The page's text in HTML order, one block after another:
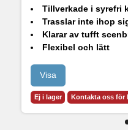
Tillverkade i syrefri
Trasslar inte ihop
Klarar av tufft
Flexibel och lätt
Visa
Ej i lager Kontakta oss för